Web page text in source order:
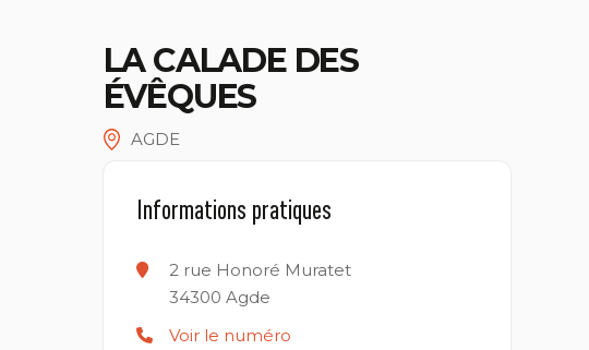
LA CALADE DES
ÉVÊQUES
AGDE
Informations pratiques
2 rue Honoré Muratet
34300 Agde
Voir le numéro